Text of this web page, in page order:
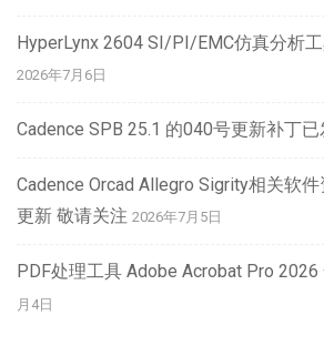
HyperLynx 2604 SI/PI/EMC仿真分析
2026年7月6日
Cadence SPB 25.1 的040号更新补丁
Cadence Orcad Allegro Sigrity相关软
更新 敬请关注 2026年7月5日
PDF处理工具 Adobe Acrobat Pro
月4日